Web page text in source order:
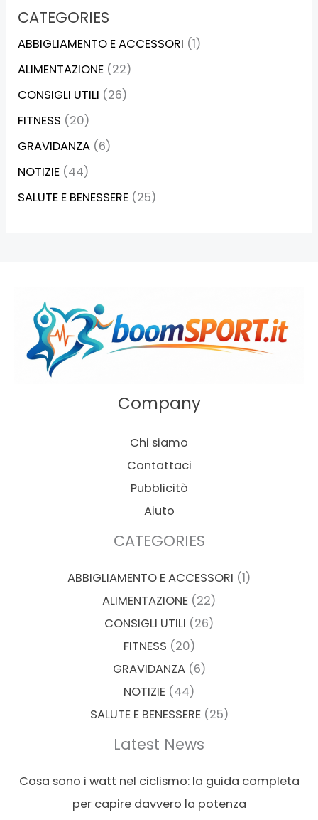
CATEGORIES
ABBIGLIAMENTO E ACCESSORI (1)
ALIMENTAZIONE (22)
CONSIGLI UTILI (26)
FITNESS (20)
GRAVIDANZA (6)
NOTIZIE (44)
SALUTE E BENESSERE (25)
Company
Chi siamo
Contattaci
Pubblicitò
Aiuto
CATEGORIES
ABBIGLIAMENTO E ACCESSORI (1)
ALIMENTAZIONE (22)
CONSIGLI UTILI (26)
FITNESS (20)
GRAVIDANZA(6)
NOTIZIE (44)
SALUTE E BENESSERE(25)
Latest News
Cosa sono i watt nel ciclismo: la guida completa
per capire davvero la potenza